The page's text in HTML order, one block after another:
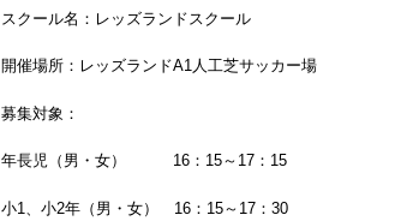
スクール名：レッズランドスクール
開催場所：レッズランドA1人工芝サッカー場
募集対象：
年長児（男・女） 16：15～17：15
小1、小2年（男・女） 16：15～17：30